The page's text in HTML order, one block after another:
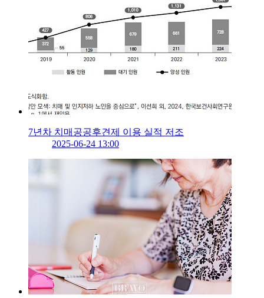
7년차 치매공공후견제 이용 실적 저조
2025-06-24 13:00